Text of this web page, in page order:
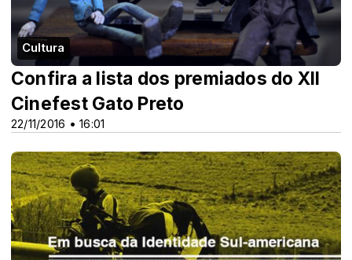
Cultura
22/11/2016 • 16:01
Confira a lista dos premiados do XII
Cinefest Gato Preto